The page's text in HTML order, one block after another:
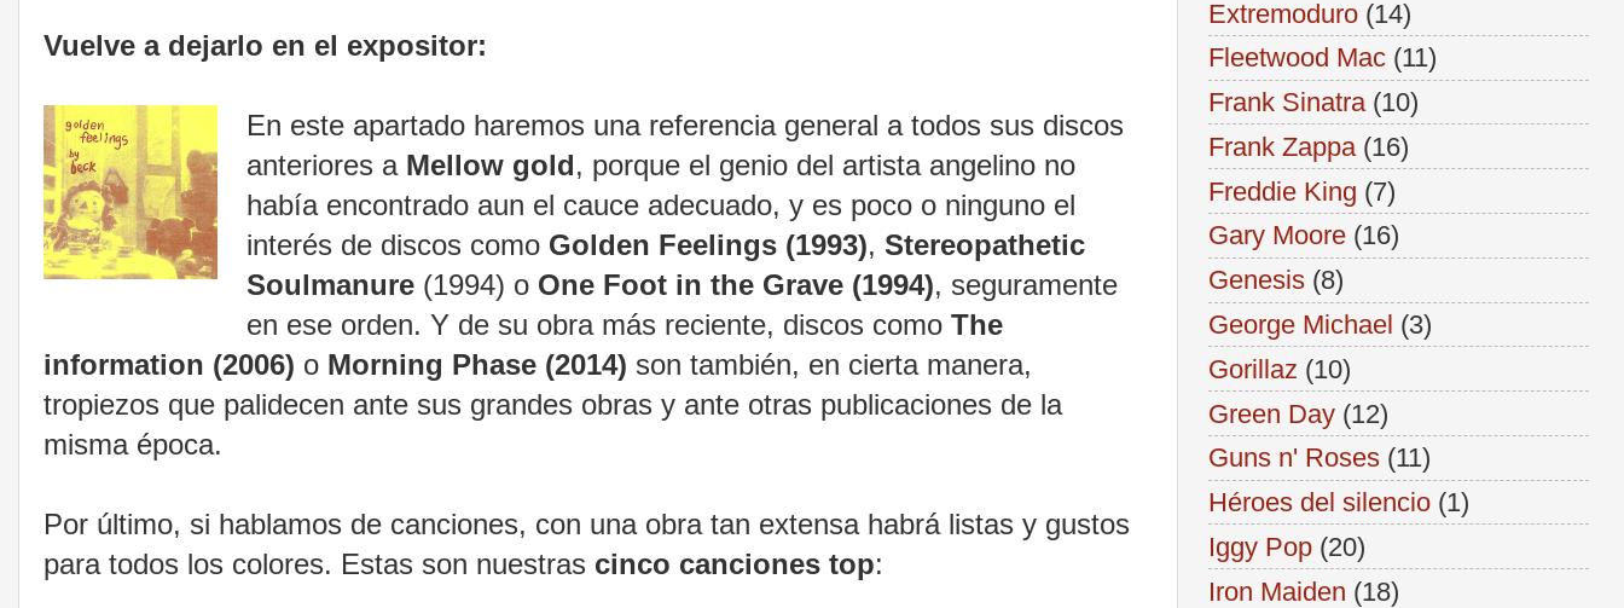
Vuelve a dejarlo en el expositor:
En este apartado haremos una referencia general a todos sus discos
anteriores a Mellow gold, porque el genio del artista angelino no
había encontrado aun el cauce adecuado, y es poco o ninguno el
interés de discos como Golden Feelings (1993), Stereopathetic
Soulmanure (1994) o One Foot in the Grave (1994), seguramente
en ese orden. Y de su obra más reciente, discos como The
information (2006) o Morning Phase (2014) son también, en cierta manera,
tropiezos que palidecen ante sus grandes obras y ante otras publicaciones de la
misma época.
Por último, si hablamos de canciones, con una obra tan extensa habrá listas y gustos
para todos los colores. Estas son nuestras cinco canciones top:
Extremoduro (14)
Fleetwood Mac (11)
Frank Sinatra (10)
Frank Zappa (16)
Freddie King (7)
Gary Moore (16)
Genesis (8)
George Michael (3)
Gorillaz (10)
Green Day (12)
Guns n' Roses (11)
Héroes del silencio (1)
Iggy Pop (20)
Iron Maiden (18)